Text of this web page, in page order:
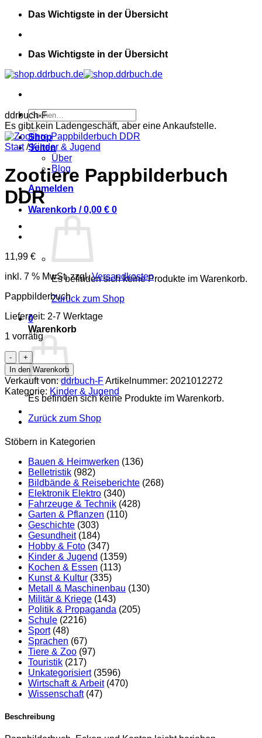
Zum
springen
Das Wichtigste in der Übersicht
Das Wichtigste in der Übersicht
Suchen
nach:
Shop
Seiten
Über
Blog
Anmelden
Warenkorb /0,00 € 0
Es befinden sich keine Produkte im Warenkorb.
Zurück zum Shop
0
Warenkorb
Es befinden sich keine Produkte im Warenkorb.
Zurück zum Shop
ddrbuch-F
Es gibt kein Ladengeschäft, aber eine Ankaufstelle.
Start / Kinder & Jugend
Zootiere Pappbilderbuch
DDR
11,99 €
inkl. 7 % MwSt. zzgl.Versandkosten
Pappbilderbuch
Lieferzeit: 2-7 Werktage
1 vorrätig
Zootiere
Pappbilderbuch
DDR
Menge
In den Warenkorb
Verkauft von:ddrbuch-FArtikelnummer: 2021012272
Kategorie: Kinder & Jugend
Stöbern in Kategorien
Bauen & Heimwerken (136)
Belletristik (982)
Bildbände & Reiseberichte (268)
Elektronik Elektro (340)
Fahrzeuge & Technik (428)
Garten & Pflanzen (110)
Geschichte (303)
Gesundheit (184)
Hobby & Foto (347)
Kinder & Jugend (1359)
Kochen & Essen (113)
Kunst & Kultur (335)
Metall & Maschinenbau (130)
Militär & Kriege (143)
Politik & Propaganda (205)
Schule (2216)
Sport (48)
Sprachen (67)
Tiere & Zoo (97)
Touristik (217)
Unkategorisiert (3596)
Wirtschaft & Arbeit (470)
Wissenschaft (47)
Beschreibung